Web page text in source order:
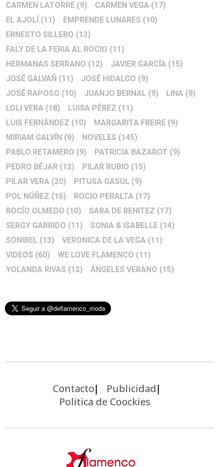
CARMEN LATORRE (9) CARMEN VEGA (17)
EL AJOLÍ (11) EMPRENDE LUNARES (10)
ERNESTO SILLERO (13)
FALY DE LA FERIA AL ROCIO (11)
HERMANAS SERRANO (12) JAVIER GARCÍA (15)
JOSÉ GALVAÑ (11) JOSÉ HIDALGO (9)
JOSÉ RAPOSO (10) JUANJO BERNAL (9) LINA (9)
LOLI VERA (18) LUISA PÉREZ (11)
LUIS FERNÁNDEZ (10) MARGARITA FREIRE (9)
MIRIAM GALVÍN (9) NOVELES (145)
PABLO RETAMERO (9) PATRICIA BAZAROT (9)
PEDRO BÉJAR (12) PILAR RUBIO (15)
PILAR VERA (20) PITUSA GASUL (9)
POL NÚÑEZ (15) ROCIO PERALTA (17)
ROCÍO OLMEDO (10) SARA DE BENITEZ (17)
SERGY GARRIDO (11) SONIA & ISABELLE (14)
SONIBEL (13) VERONICA DE LA VEGA (11)
VIDEOS (60) WE LOVE FLAMENCO (11)
YOLANDA RIVAS (12) ÁNGELES VERANO (15)
Contacto
Publicidad
Politica de Coockies